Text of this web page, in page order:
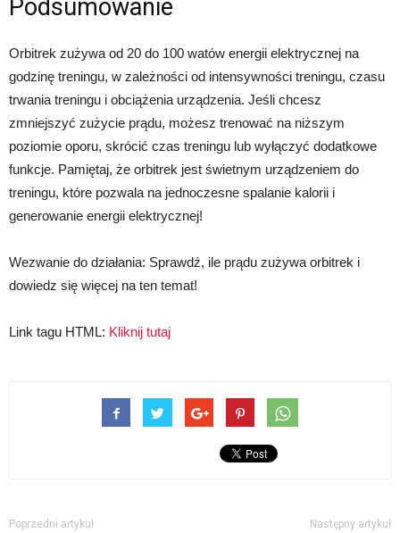
Podsumowanie
Orbitrek zużywa od 20 do 100 watów energii elektrycznej na
godzinę treningu, w zależności od intensywności treningu, czasu
trwania treningu i obciążenia urządzenia. Jeśli chcesz
zmniejszyć zużycie prądu, możesz trenować na niższym
poziomie oporu, skrócić czas treningu lub wyłączyć dodatkowe
funkcje. Pamiętaj, że orbitrek jest świetnym urządzeniem do
treningu, które pozwala na jednoczesne spalanie kalorii i
generowanie energii elektrycznej!
Wezwanie do działania: Sprawdź, ile prądu zużywa orbitrek i
dowiedz się więcej na ten temat!
Link tagu HTML: Kliknij tutaj
Poprzedni artykuł Następny artykuł